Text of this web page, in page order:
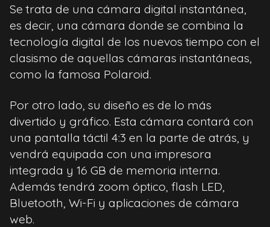
Se trata de una cámara digital instantánea,
es decir, una cámara donde se combina la
tecnología digital de los nuevos tiempo con el
clasismo de aquellas cámaras instantáneas,
como la famosa Polaroid.
Por otro lado, su diseño es de lo más
divertido y gráfico. Esta cámara contará con
una pantalla táctil 4:3 en la parte de atrás, y
vendrá equipada con una impresora
integrada y 16 GB de memoria interna.
Además tendrá zoom óptico, flash LED,
Bluetooth, Wi-Fi y aplicaciones de cámara
web.